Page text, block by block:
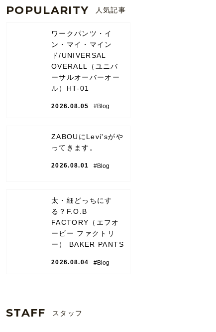
POPULARITY 人気記事
ワークパンツ・イ
ン・マイ・マイン
ド/UNIVERSAL
OVERALL（ユニバ
ーサルオーバーオー
ル）HT-01
2026.08.05 #Blog
ZABOUにLevi'sがや
ってきます。
2026.08.01 #Blog
太・細どっちにす
る？F.O.B
FACTORY（エフオ
ービー ファクトリ
ー） BAKER PANTS
2026.08.04 #Blog
STAFF スタッフ